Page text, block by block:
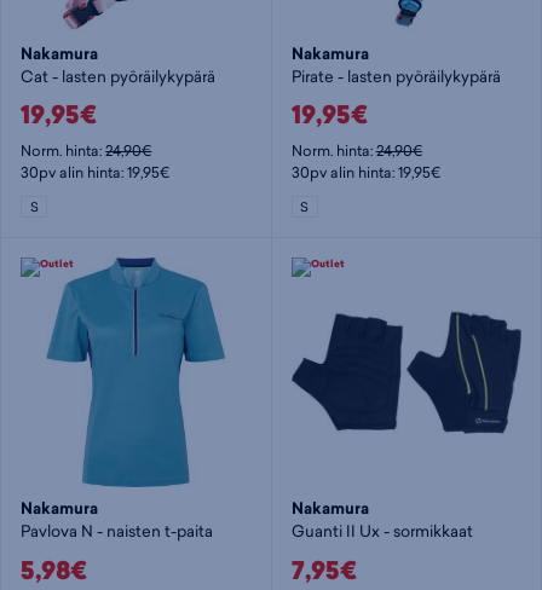
Nakamura
Cat - lasten pyöräilykypärä
19,95€
Norm. hinta:24,90€
30pv alin hinta: 19,95€
S
Nakamura
Pirate - lasten pyöräilykypärä
19,95€
Norm. hinta:24,90€
30pv alin hinta: 19,95€
S
Nakamura
Pavlova N - naisten t-paita
5,98€
Nakamura
Guanti II Ux - sormikkaat
7,95€